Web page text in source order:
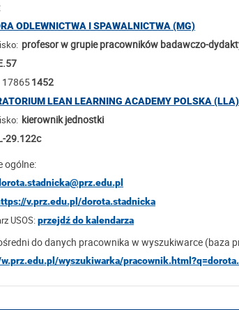
ODLEWNICTWA I SPAWALNICTWA (MG)
profesor w grupie pracowników badawczo-
178651452
LEAN LEARNING ACADEMY POLSKA (LLA)
kierownik jednostki
29.122c
ogólne:
v.prz.edu.pl/dorota.stadnicka
USOS:przejdź do kalendarza
do danych pracownika w wyszukiwarce (baza
wyszukiwarka/